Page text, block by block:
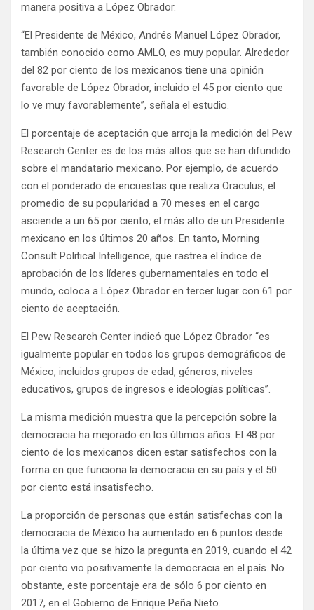
manera positiva a López Obrador.
“El Presidente de México, Andrés Manuel López Obrador,
también conocido como AMLO, es muy popular. Alrededor
del 82 por ciento de los mexicanos tiene una opinión
favorable de López Obrador, incluido el 45 por ciento que
lo ve muy favorablemente”, señala el estudio.
El porcentaje de aceptación que arroja la medición del Pew
Research Center es de los más altos que se han difundido
sobre el mandatario mexicano. Por ejemplo, de acuerdo
con el ponderado de encuestas que realiza Oraculus, el
promedio de su popularidad a 70 meses en el cargo
asciende a un 65 por ciento, el más alto de un Presidente
mexicano en los últimos 20 años. En tanto, Morning
Consult Political Intelligence, que rastrea el índice de
aprobación de los líderes gubernamentales en todo el
mundo, coloca a López Obrador en tercer lugar con 61 por
ciento de aceptación.
El Pew Research Center indicó que López Obrador “es
igualmente popular en todos los grupos demográficos de
México, incluidos grupos de edad, géneros, niveles
educativos, grupos de ingresos e ideologías políticas”.
La misma medición muestra que la percepción sobre la
democracia ha mejorado en los últimos años. El 48 por
ciento de los mexicanos dicen estar satisfechos con la
forma en que funciona la democracia en su país y el 50
por ciento está insatisfecho.
La proporción de personas que están satisfechas con la
democracia de México ha aumentado en 6 puntos desde
la última vez que se hizo la pregunta en 2019, cuando el 42
por ciento vio positivamente la democracia en el país. No
obstante, este porcentaje era de sólo 6 por ciento en
2017, en el Gobierno de Enrique Peña Nieto.